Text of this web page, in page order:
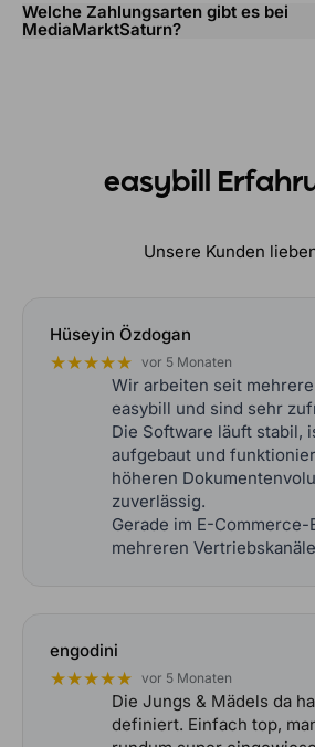
Welche Zahlungsarten gibt es bei
MediaMarktSaturn?
easybill
Unsere Kunden
Hüseyin Özdogan
★★★★★ vor 5 Monaten
Wir arbeiten seit
easybill und sind sehr
Die Software läuft stabil,
aufgebaut und
höheren
zuverlässig.
Gerade im E-
mehreren
engodini
★★★★★ vor 5 Monaten
Die Jungs & Mädels da
definiert. Einfach top,